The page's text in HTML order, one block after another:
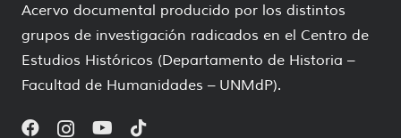
Acervo documental producido por los distintos
grupos de investigación radicados en el Centro de
Estudios Históricos (Departamento de Historia –
Facultad de Humanidades – UNMdP).